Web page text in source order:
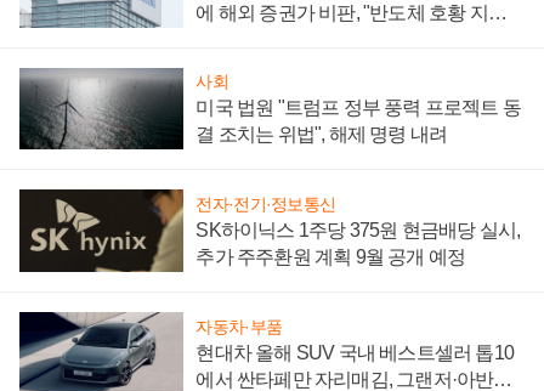
에 해외 증권가 비판, "반도체 호황 지속
사회
미국 법원 "트럼프 정부 풍력 프로젝트 동
결 조치는 위법", 해제 명령 내려
전자·전기·정보통신
SK하이닉스 1주당 375원 현금배당 실시,
추가 주주환원 계획 9월 공개 예정
자동차·부품
현대차 올해 SUV 국내 베스트셀러 톱10
에서 싼타페만 자리매김, 그랜저·아반떼